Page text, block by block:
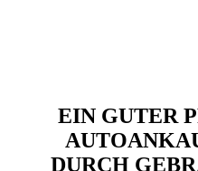
EIN GUTER
DURCH